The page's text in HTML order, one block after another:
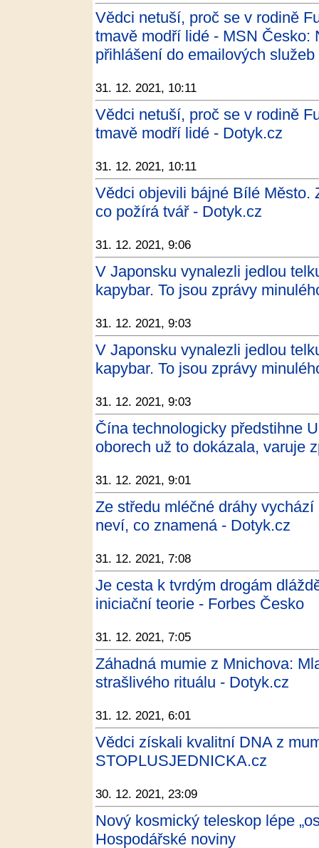
Vědci netuší, proč se v rodině
tmavě modří lidé - MSN Česko:
přihlášení do emailových
31. 12. 2021, 10:11
Vědci netuší, proč se v rodině
tmavě modří lidé - Dotyk.cz
31. 12. 2021, 10:11
Vědci objevili bájné Bílé Město.
co požírá tvář - Dotyk.cz
31. 12. 2021, 9:06
V Japonsku vynalezli jedlou
kapybar. To jsou zprávy
31. 12. 2021, 9:03
V Japonsku vynalezli jedlou
kapybar. To jsou zprávy
31. 12. 2021, 9:03
Čína technologicky předstihne
oborech už to dokázala, varuje
31. 12. 2021, 9:01
Ze středu mléčné dráhy
neví, co znamená - Dotyk.cz
31. 12. 2021, 7:08
Je cesta k tvrdým drogám
iniciační teorie - Forbes Česko
31. 12. 2021, 7:05
Záhadná mumie z Mnichova:
strašlivého rituálu - Dotyk.cz
31. 12. 2021, 6:01
Vědci získali kvalitní DNA z
STOPLUSJEDNICKA.cz
30. 12. 2021, 23:09
Nový kosmický teleskop lépe
Hospodářské noviny